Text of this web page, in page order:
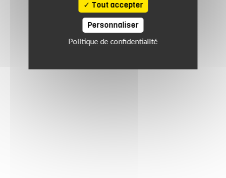
Tout accepter
Personnaliser
Politique de confidentialité